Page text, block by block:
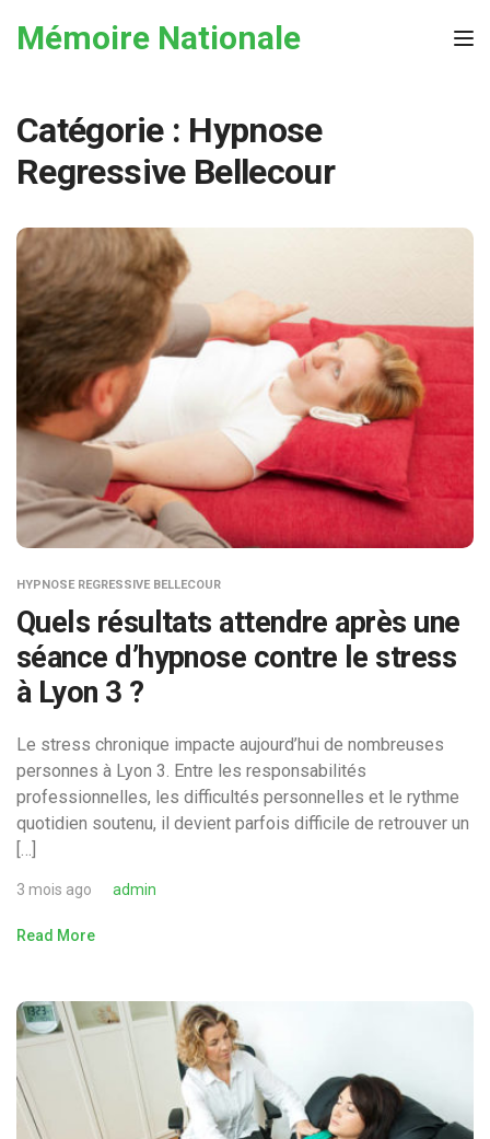
Mémoire Nationale
Catégorie : Hypnose
Regressive Bellecour
HYPNOSE REGRESSIVE BELLECOUR
Quels résultats attendre après une
séance d’hypnose contre le stress
à Lyon 3 ?
Le stress chronique impacte aujourd’hui de nombreuses
personnes à Lyon 3. Entre les responsabilités
professionnelles, les difficultés personnelles et le rythme
quotidien soutenu, il devient parfois difficile de retrouver un
[…]
3 mois ago admin
Read More